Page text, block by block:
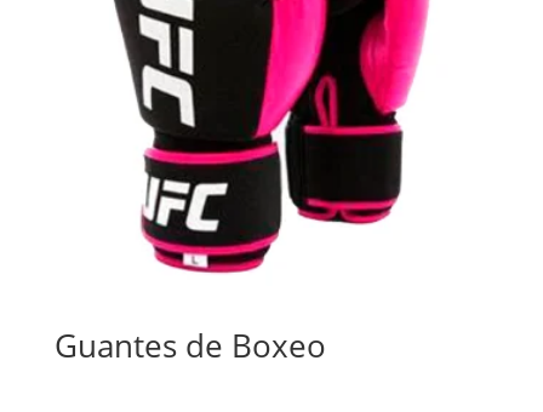
Guantes de Boxeo